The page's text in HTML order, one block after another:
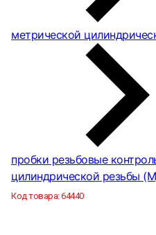
метрической
пробки резьбовые
цилиндрической резьбы
Код товара:64440